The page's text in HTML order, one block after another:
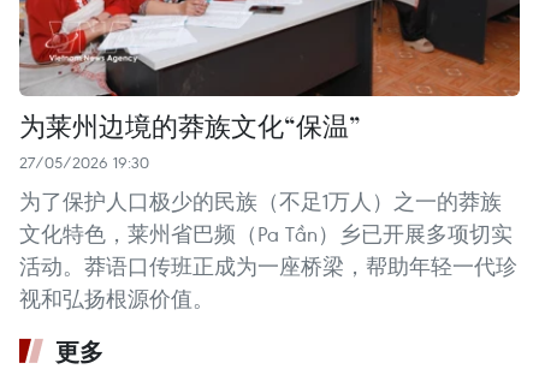
为莱州边境的莽族文化“保温”
27/05/2026 19:30
为了保护人口极少的民族（不足1万人）之一的莽族
文化特色，莱州省巴频（Pa Tần）乡已开展多项切实
活动。莽语口传班正成为一座桥梁，帮助年轻一代珍
视和弘扬根源价值。
更多